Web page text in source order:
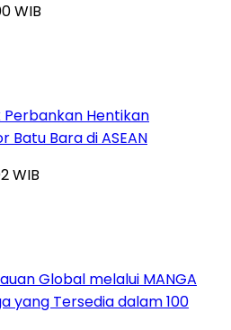
WIB
Perbankan Hentikan
Batu Bara di ASEAN
WIB
Global melalui MANGA
yang Tersedia dalam 100